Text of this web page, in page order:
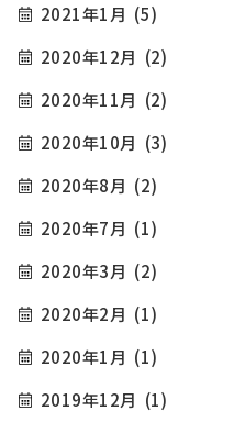
2021年1月 (5)
2020年12月 (2)
2020年11月 (2)
2020年10月 (3)
2020年8月 (2)
2020年7月 (1)
2020年3月 (2)
2020年2月 (1)
2020年1月 (1)
2019年12月 (1)